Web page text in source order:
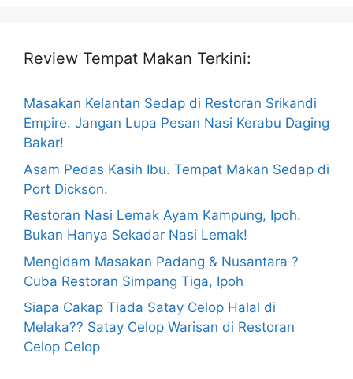
Review Tempat Makan Terkini:
Masakan Kelantan Sedap di Restoran Srikandi
Empire. Jangan Lupa Pesan Nasi Kerabu Daging
Bakar!
Asam Pedas Kasih Ibu. Tempat Makan Sedap di
Port Dickson.
Restoran Nasi Lemak Ayam Kampung, Ipoh.
Bukan Hanya Sekadar Nasi Lemak!
Mengidam Masakan Padang & Nusantara ?
Cuba Restoran Simpang Tiga, Ipoh
Siapa Cakap Tiada Satay Celop Halal di
Melaka?? Satay Celop Warisan di Restoran
Celop Celop